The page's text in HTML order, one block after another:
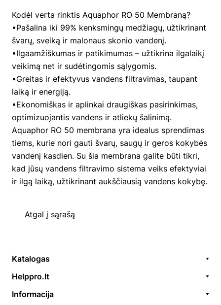
Kodėl verta rinktis Aquaphor RO 50 Membraną?
•Pašalina iki 99% kenksmingų medžiagų, užtikrinant
švarų, sveiką ir malonaus skonio vandenį.
•Ilgaamžiškumas ir patikimumas – užtikrina ilgalaikį
veikimą net ir sudėtingomis sąlygomis.
•Greitas ir efektyvus vandens filtravimas, taupant
laiką ir energiją.
•Ekonomiškas ir aplinkai draugiškas pasirinkimas,
optimizuojantis vandens ir atliekų šalinimą.
Aquaphor RO 50 membrana yra idealus sprendimas
tiems, kurie nori gauti švarų, saugų ir geros kokybės
vandenį kasdien. Su šia membrana galite būti tikri,
kad jūsų vandens filtravimo sistema veiks efektyviai
ir ilgą laiką, užtikrinant aukščiausią vandens kokybę.
Atgal į sąrašą
Katalogas
Prekės / aksesuarai
Akcijos
Helppro.lt
Informacija